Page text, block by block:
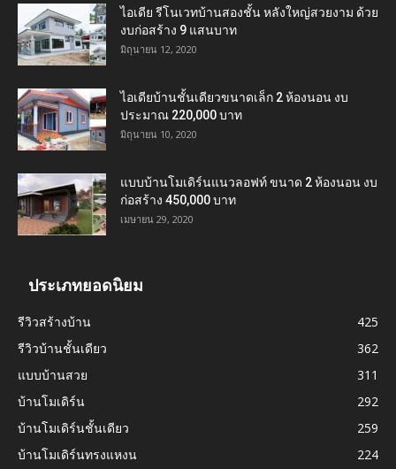
ไอเดีย รีโนเวทบ้านสองชั้น หลังใหญ่สวยงาม ด้วย
งบก่อสร้าง 9 แสนบาท
มิถุนายน 12, 2020
ไอเดียบ้านชั้นเดียวขนาดเล็ก 2 ห้องนอน งบ
ประมาณ 220,000 บาท
มิถุนายน 10, 2020
แบบบ้านโมเดิร์นแนวลอฟท์ ขนาด 2 ห้องนอน งบ
ก่อสร้าง 450,000 บาท
เมษายน 29, 2020
ประเภทยอดนิยม
รีวิวสร้างบ้าน
425
รีวิวบ้านชั้นเดียว
362
แบบบ้านสวย
311
บ้านโมเดิร์น
292
บ้านโมเดิร์นชั้นเดียว
259
บ้านโมเดิร์นทรงแหงน
224